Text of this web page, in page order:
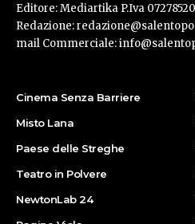
Editore: Mediartika P.Iva
Redazione:
mail Commerciale:
Cinema Senza Barriere
Misto Lana
Paese delle Streghe
Teatro in Polvere
NewtonLab 24